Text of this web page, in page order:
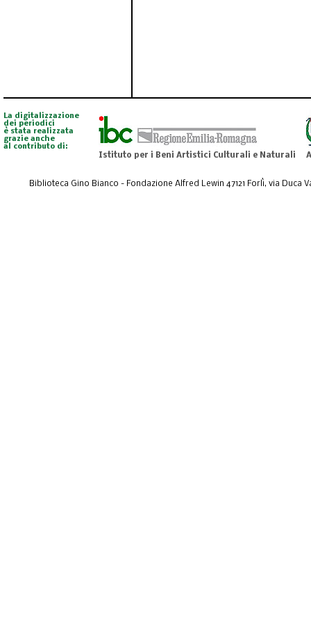
La digitalizzazione
dei periodici
è stata realizzata
grazie anche
al contributo di:
Istituto per i Beni Artistici Culturali e Naturali
Biblioteca Gino Bianco - Fondazione Alfred Lewin 47121 Forlì, via Duca